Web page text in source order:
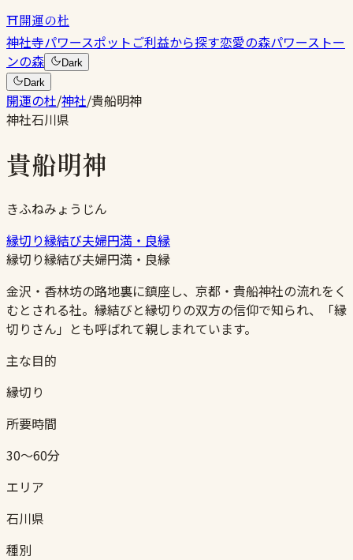
⛩開運の杜
神社寺パワースポットご利益から探す恋愛の森パワーストー
ンの森
Dark
Dark
開運の杜/神社/貴船明神
神社石川県
貴船明神
きふねみょうじん
縁切り縁結び夫婦円満・良縁
縁切り縁結び夫婦円満・良縁
金沢・香林坊の路地裏に鎮座し、京都・貴船神社の流れをく
むとされる社。縁結びと縁切りの双方の信仰で知られ、「縁
切りさん」とも呼ばれて親しまれています。
主な目的
縁切り
所要時間
30〜60分
エリア
石川県
種別